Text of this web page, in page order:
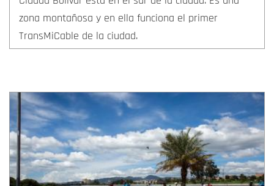
zona montañosa y en ella funciona el primer
TransMiCable de la ciudad.